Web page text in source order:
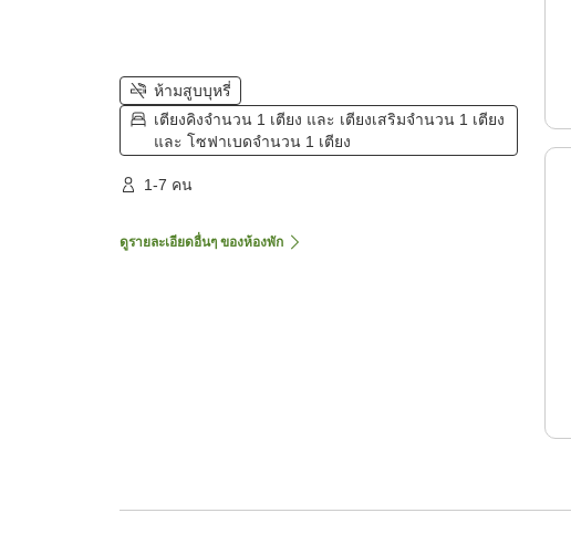
ห้ามสูบบุหรี่
เตียงคิงจำนวน 1 เตียง และ เตียงเสริมจำนวน 1 เตียง
และ โซฟาเบดจำนวน 1 เตียง
1-7 คน
ดูรายละเอียดอื่นๆ ของห้องพัก